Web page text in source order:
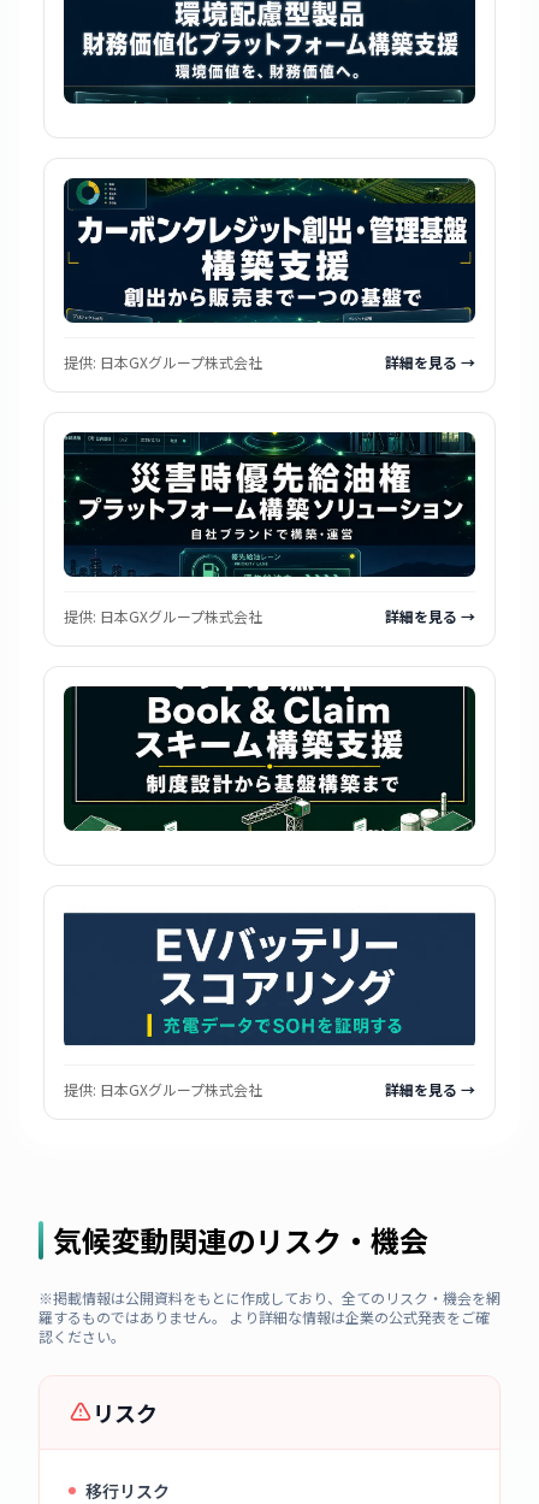
提供: 日本GXグループ株式会社 詳細を見る →
提供: 日本GXグループ株式会社 詳細を見る →
提供: 日本GXグループ株式会社 詳細を見る →
気候変動関連のリスク・機会
※掲載情報は公開資料をもとに作成しており、全てのリスク・機会を網
羅するものではありません。 より詳細な情報は企業の公式発表をご確
認ください。
リスク
移行リスク